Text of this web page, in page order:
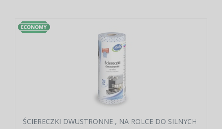
ŚCIERECZKI DWUSTRONNE , NA ROLCE DO SILNYCH